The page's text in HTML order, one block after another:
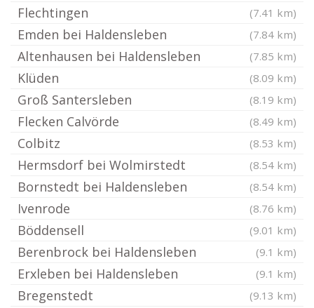
Flechtingen (7.41 km)
Emden bei Haldensleben (7.84 km)
Altenhausen bei Haldensleben (7.85 km)
Klüden (8.09 km)
Groß Santersleben (8.19 km)
Flecken Calvörde (8.49 km)
Colbitz (8.53 km)
Hermsdorf bei Wolmirstedt (8.54 km)
Bornstedt bei Haldensleben (8.54 km)
Ivenrode (8.76 km)
Böddensell (9.01 km)
Berenbrock bei Haldensleben (9.1 km)
Erxleben bei Haldensleben (9.1 km)
Bregenstedt (9.13 km)